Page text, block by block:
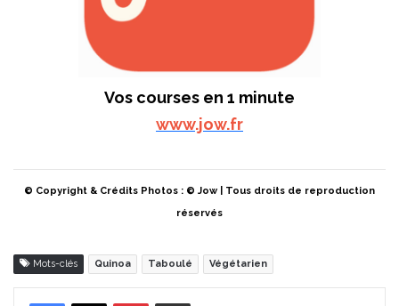
Vos courses en 1 minute
www.jow.fr
© Copyright & Crédits Photos : © Jow | Tous droits de reproduction
réservés
Mots-clés Quinoa Taboulé Végétarien